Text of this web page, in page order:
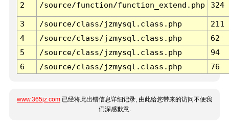
2 /source/function/function_extend.php 324
3 /source/class/jzmysql.class.php
211
4
/source/class/jzmysql.class.php
62
5
/source/class/jzmysql.class.php
94
6
/source/class/jzmysql.class.php 76
www.365jz.com 已经将此出错信息详细记录, 由此给您带来的访问不便我
们深感歉意.